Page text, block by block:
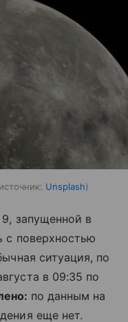
источник: Unsplash
запущенной в
с поверхностью
ситуация, по
в 09:35 по
по данным на
еще нет.